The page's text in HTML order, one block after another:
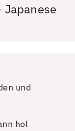
Japanese
und
hol